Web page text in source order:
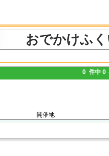
おでかけふく
0 件中 0
開催地